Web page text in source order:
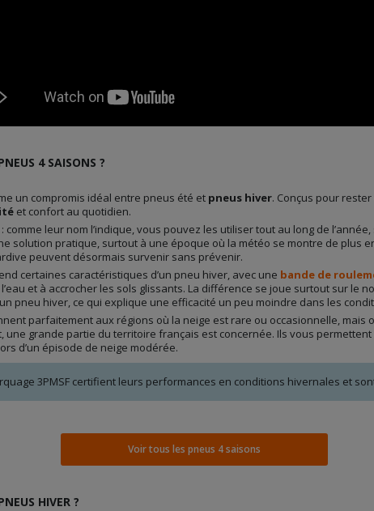
4 SAISONS ?
un compromis idéal entre pneus été et pneus hiver. Conçus pour
et confort au quotidien.
: comme leur nom l’indique, vous pouvez les utiliser tout au long de
solution pratique, surtout à une époque où la météo se montre de plus
peuvent désormais survenir sans prévenir.
certaines caractéristiques d’un pneu hiver, avec une bande de
et à accrocher les sols glissants. La différence se joue surtout sur le
pneu hiver, ce qui explique une efficacité un peu moindre dans les
parfaitement aux régions où la neige est rare ou occasionnelle, mais
une grande partie du territoire français est concernée. Ils vous
d’un épisode de neige modérée.
3PMSF certifient leurs performances en conditions hivernales et
Voir tous les pneus 4 saisons
HIVER ?